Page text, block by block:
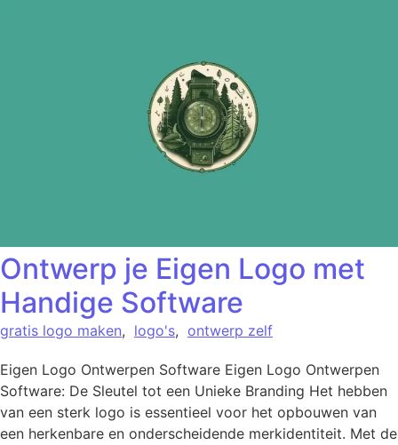
Ontwerp je Eigen Logo met
Handige Software
gratis logo maken, logo's, ontwerp zelf
Eigen Logo Ontwerpen Software Eigen Logo Ontwerpen
Software: De Sleutel tot een Unieke Branding Het hebben
van een sterk logo is essentieel voor het opbouwen van
een herkenbare en onderscheidende merkidentiteit. Met de